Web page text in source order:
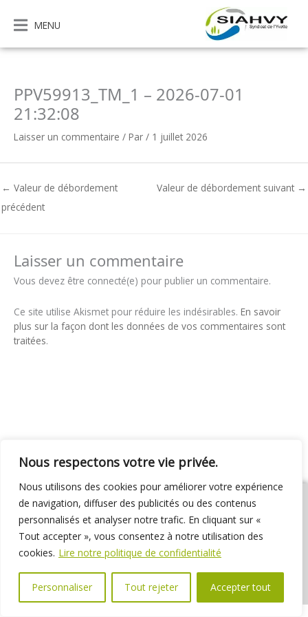
Nous respectons votre vie privée.
Nous utilisons des cookies pour améliorer votre expérience
de navigation, diffuser des publicités ou des contenus
personnalisés et analyser notre trafic. En cliquant sur «
Tout accepter », vous consentez à notre utilisation des
cookies. Lire notre politique de confidentialité
Personnaliser Tout rejeter Accepter tout
contenu
MENU
PPV59913_TM_1 – 2026-07-01
21:32:08
Laisser un commentaire / Par / 1 juillet 2026
← Valeur de débordement
précédent
Valeur de débordement suivant →
Laisser un commentaire
Vous devez être connecté(e) pour publier un commentaire.
Ce site utilise Akismet pour réduire les indésirables. En savoir
plus sur la façon dont les données de vos commentaires sont
traitées.
01 69 31 72 10 01 69 31 37 31
Nous contacter
Espace élus
Marchés publics Délibérations